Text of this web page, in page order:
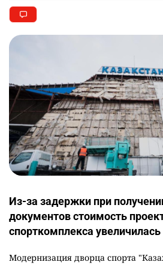
Из-за задержки при
документов стоимость
спорткомплекса
Модернизация дворца спорта